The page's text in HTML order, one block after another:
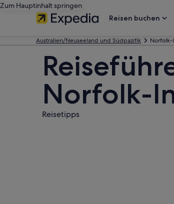
Zum Hauptinhalt springen
Reisen buchen
Australien/Neuseeland und Südpazifik Norfolk-
Norfolk-
Reisetipps